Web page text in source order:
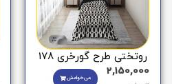
روتختی طرح گورخری 178
2,150,000 می‌خوامش